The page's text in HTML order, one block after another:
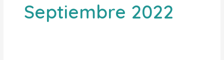
Septiembre 2022